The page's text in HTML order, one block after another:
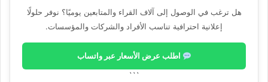
هل ترغب في الوصول إلى آلاف القراء والمتابعين يوميًا؟ نوفر حلولًا
إعلانية احترافية تناسب الأفراد والشركات والمؤسسات.
اطلب عرض الأسعار عبر واتساب
```